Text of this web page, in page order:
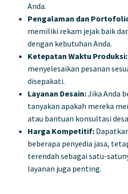
Anda.
Pengalaman dan
memiliki rekam jejak baik
dengan kebutuhan Anda.
Ketepatan Waktu Produksi:
menyelesaikan pesanan
disepakati.
Layanan Desain:Jika Anda
tanyakan apakah mereka
atau bantuan konsultasi
Harga Kompetitif:
beberapa penyedia jasa,
terendah sebagai satu-
layanan juga penting.